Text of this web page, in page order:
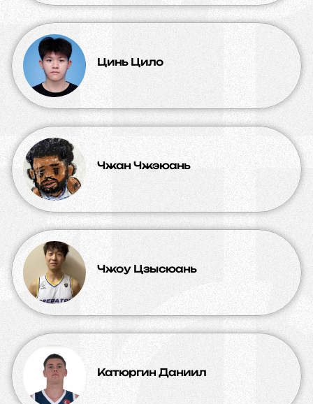
Цинь Цило
Чжан Чжэюань
Чжоу Цзысюань
Катюргин Даниил